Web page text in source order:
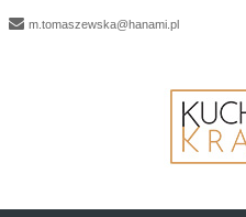
m.tomaszewska@hanami.pl